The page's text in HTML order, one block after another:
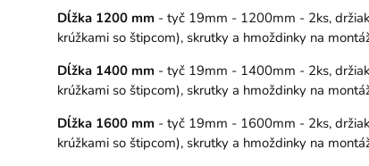
Dĺžka 1200 mm - tyč 19mm - 1200mm - 2ks,
krúžkami so štipcom), skrutky a hmoždinky na
Dĺžka 1400 mm - tyč 19mm - 1400mm - 2ks,
krúžkami so štipcom), skrutky a hmoždinky na
Dĺžka 1600 mm - tyč 19mm - 1600mm - 2ks,
krúžkami so štipcom), skrutky a hmoždinky na